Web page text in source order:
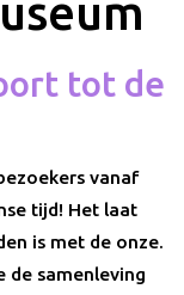
tot de
vanaf
tijd! Het laat
is met de onze.
de samenleving